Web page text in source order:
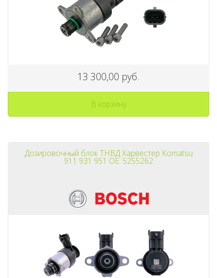
13 300,00 руб.
В корзину
Дозировочный блок ТНВД Харвестер Komatsu
911 931 951 OE: 5255262